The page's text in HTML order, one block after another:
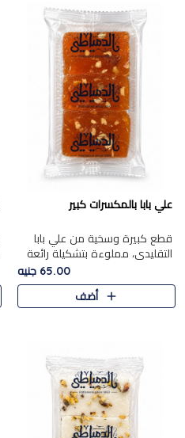
علي بابا بالمكسرات كبير
قطع كبيرة وسخية من علي بابا
التقليدي، مملوءة بتشكيلة رائعة
من المكسرات المحمصة المحمرة.
65.00 جنيه
أضف